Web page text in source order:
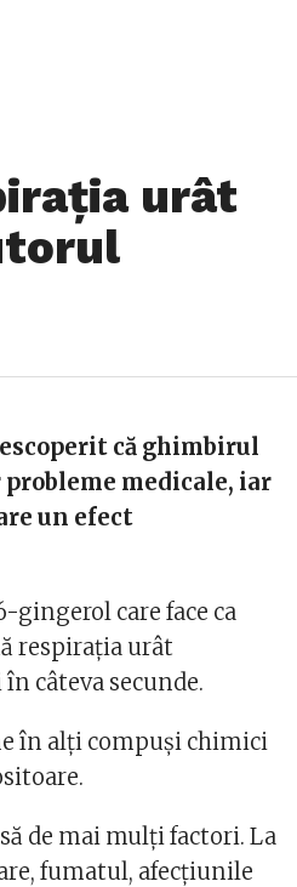
urât
că ghimbirul
medicale, iar
un efect
care face ca
respirația urât
câteva secunde.
în alți compuși chimici
de mai mulți factori. La
fumatul, afecțiunile